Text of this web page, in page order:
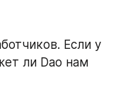
Если у
ли Dao нам